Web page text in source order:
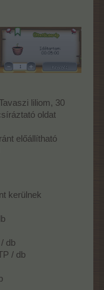
liliom, 30
oldat
előállítható
kerülnek
db
/ db